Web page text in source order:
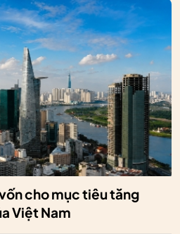
cho mục tiêu tăng
Việt Nam